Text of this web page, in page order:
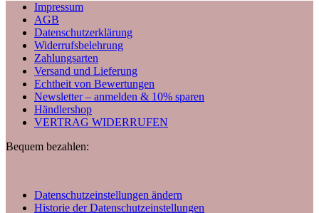
Impressum
AGB
Datenschutzerklärung
Widerrufsbelehrung
Zahlungsarten
Versand und Lieferung
Echtheit von Bewertungen
Newsletter – anmelden & 10% sparen
Händlershop
VERTRAG WIDERRUFEN
Bequem bezahlen:
Datenschutzeinstellungen ändern
Historie der Datenschutzeinstellungen